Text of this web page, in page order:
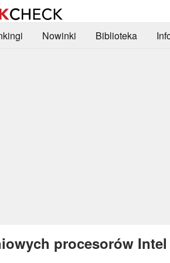
Nowinki Biblioteka
procesorów